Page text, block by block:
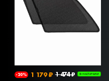
-20% 1 179 ₽ 1 474 ₽ В НАЛИЧИИ